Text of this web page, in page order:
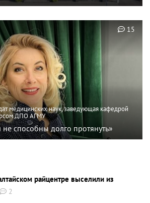
медицинских наук, заведующая кафедрой
ДПО АГМУ
способны долго протянуть»
15
райцентре выселили из
2